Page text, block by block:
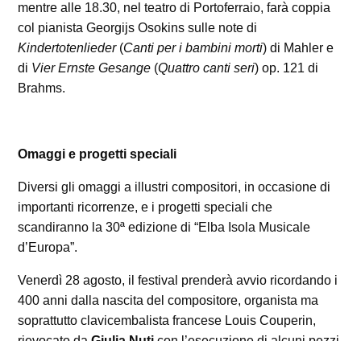
mentre alle 18.30, nel teatro di Portoferraio, farà coppia
col pianista Georgijs Osokins sulle note di
Kindertotenlieder(Canti per i bambini morti) di Mahler e
di Vier Ernste Gesange (Quattro canti seri) op. 121 di
Brahms.
Omaggi e progetti speciali
Diversi gli omaggi a illustri compositori, in occasione di
importanti ricorrenze, e i progetti speciali che
scandiranno la 30ª edizione di “Elba Isola Musicale
d’Europa”.
Venerdì 28 agosto, il festival prenderà avvio ricordando i
400 anni dalla nascita del compositore, organista ma
soprattutto clavicembalista francese Louis Couperin,